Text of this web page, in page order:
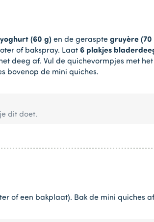
yoghurt (60 g) en de geraspte gruyère (70
of bakspray. Laat 6 plakjes
deeg af. Vul de quichevormpjes met
bovenop de mini quiches.
dit doet.
of een bakplaat). Bak de mini quiches